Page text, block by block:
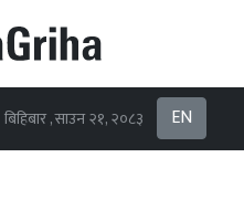
बिहिबार , साउन २१, २०८३ EN